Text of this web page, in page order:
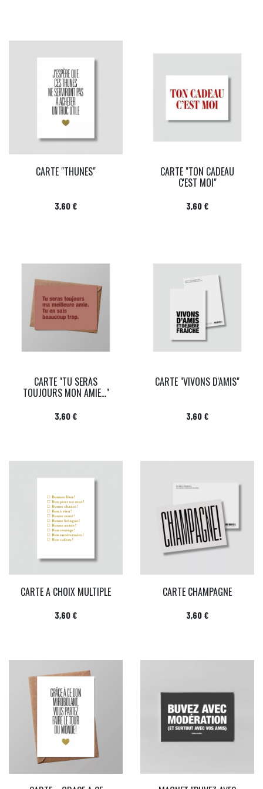
CARTE "THUNES"
Prix
3,60 €
CARTE "TON CADEAU
C'EST MOI"
Prix
3,60 €
CARTE "TU SERAS
TOUJOURS MON AMIE..."
Prix
3,60 €
CARTE "VIVONS D'AMIS"
Prix
3,60 €
CARTE A CHOIX MULTIPLE
Prix
3,60 €
CARTE CHAMPAGNE
Prix
3,60 €